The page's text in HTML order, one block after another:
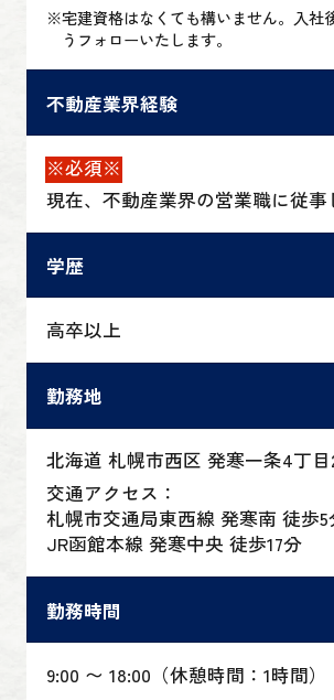
※宅建資格はなくても構いません。入社
うフォローいたします。
不動産業界経験
※必須※
現在、不動産業界の営業職に従事
学歴
高卒以上
勤務地
北海道 札幌市西区 発寒一条4丁目
交通アクセス：
札幌市交通局東西線 発寒南 徒歩5
JR函館本線 発寒中央 徒歩17分
勤務時間
9:00 〜 18:00（休憩時間：1時間）